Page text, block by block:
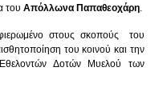
του Απόλλωνα Παπαθεοχάρη.
στους σκοπούς του
του κοινού και την
Εθελοντών Δοτών Μυελού των